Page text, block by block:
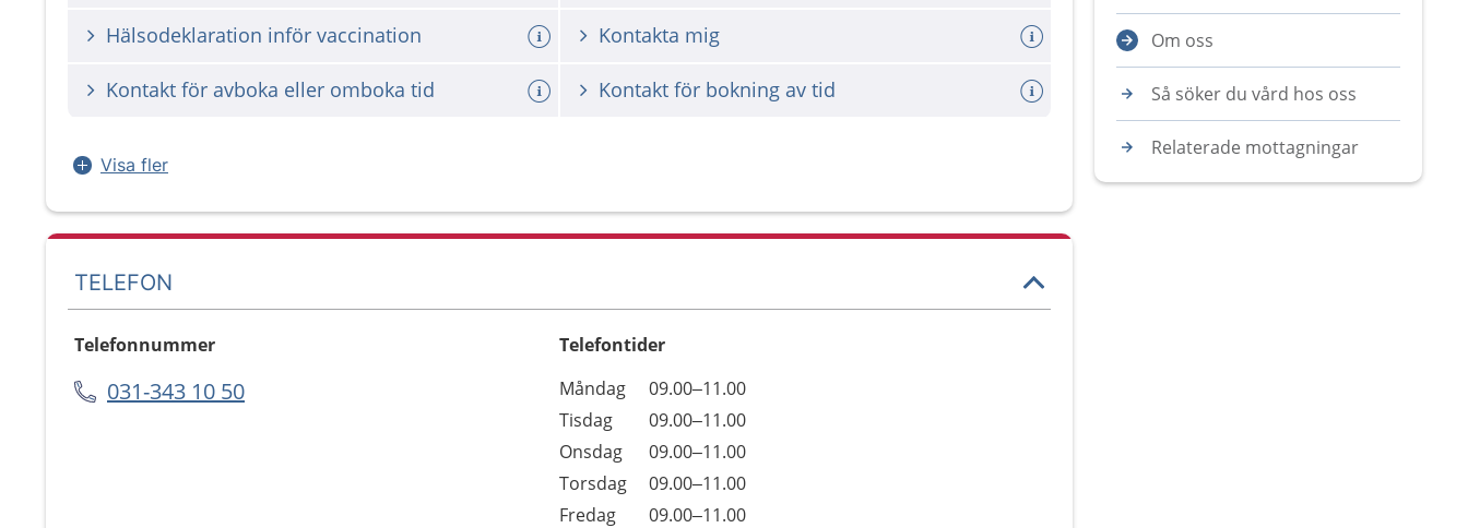
Hälsodeklaration inför vaccination Kontakta mig
Kontakt för avboka eller omboka tid Kontakt för bokning av tid
Visa fler
TELEFON
Telefonnummer
031-343 10 50
Telefontider
Dag
Öppettider
Kommentarer
Måndag
09.00–11.00
Tisdag
09.00–11.00
Onsdag
09.00–11.00
Torsdag
09.00–11.00
Fredag
09.00–11.00
Om oss
Så söker du vård hos oss
Relaterade mottagningar